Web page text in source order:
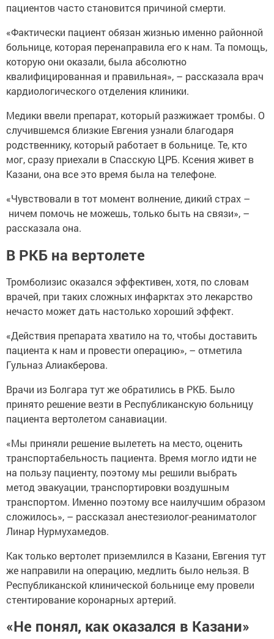
пациентов часто становится причиной смерти.
«Фактически пациент обязан жизнью именно районной
больнице, которая перенаправила его к нам. Та помощь,
которую они оказали, была абсолютно
квалифицированная и правильная», – рассказала врач
кардиологического отделения клиники.
Медики ввели препарат, который разжижает тромбы. О
случившемся близкие Евгения узнали благодаря
родственнику, который работает в больнице. Те, кто
мог, сразу приехали в Спасскую ЦРБ. Ксения живет в
Казани, она все это время была на телефоне.
«Чувствовали в тот момент волнение, дикий страх –
ничем помочь не можешь, только быть на связи», –
рассказала она.
В РКБ на вертолете
Тромболизис оказался эффективен, хотя, по словам
врачей, при таких сложных инфарктах это лекарство
нечасто может дать настолько хороший эффект.
«Действия препарата хватило на то, чтобы доставить
пациента к нам и провести операцию», – отметила
Гульназ Алиакберова.
Врачи из Болгара тут же обратились в РКБ. Было
принято решение везти в Республиканскую больницу
пациента вертолетом санавиации.
«Мы приняли решение вылететь на место, оценить
транспортабельность пациента. Время могло идти не
на пользу пациенту, поэтому мы решили выбрать
метод эвакуации, транспортировки воздушным
транспортом. Именно поэтому все наилучшим образом
сложилось», – рассказал анестезиолог-реаниматолог
Линар Нурмухамедов.
Как только вертолет приземлился в Казани, Евгения тут
же направили на операцию, медлить было нельзя. В
Республиканской клинической больнице ему провели
стентирование коронарных артерий.
«Не понял, как оказался в Казани»